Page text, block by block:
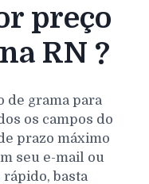
preço
RN ?
de grama para
os campos do
prazo máximo
seu e-mail ou
basta